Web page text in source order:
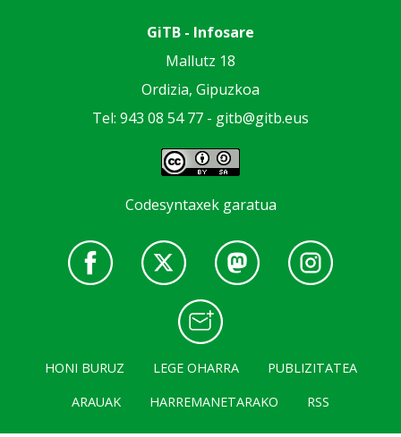
GiTB - Infosare
Mallutz 18
Ordizia, Gipuzkoa
Tel: 943 08 54 77 - gitb@gitb.eus
Codesyntaxek garatua
HONI BURUZ LEGE OHARRA
PUBLIZITATEA
ARAUAK
HARREMANETARAKO RSS